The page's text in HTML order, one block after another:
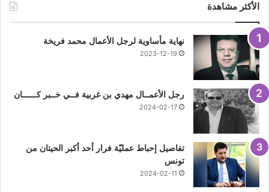
الأكثر مشاهدة
نهاية مأساوية لرجل الأعمال محمد فريخة
2023-12-19
رجل الأعمــال مهدي بن غربية فــي خــبر كــــــان
2024-02-17
تفاصيل إحباط عمليّة فرار أحد أكبر الحيتان من
تونس
2024-02-11